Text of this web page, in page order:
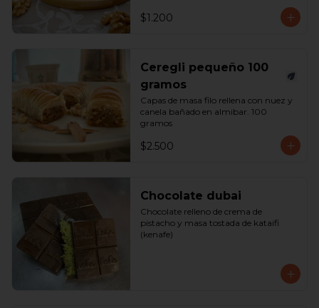
$1.200
Ceregli pequeño 100
gramos
Capas de masa filo rellena con nuez y
canela bañado en almibar. 100
gramos
$2.500
Chocolate dubai
Chocolate relleno de crema de
pistacho y masa tostada de kataifi
(kenafe)